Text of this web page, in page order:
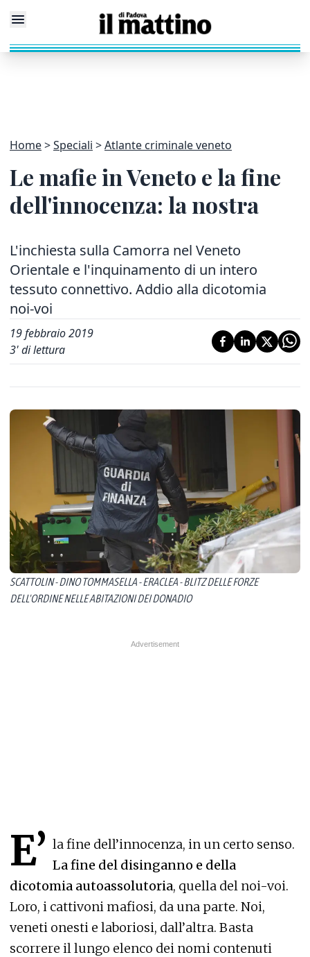
Home Speciali Atlante criminale veneto
Le mafie in Veneto e la fine
dell'innocenza: la nostra
L'inchiesta sulla Camorra nel Veneto
Orientale e l'inquinamento di un intero
tessuto connettivo. Addio alla dicotomia
noi-voi
19 febbraio 2019
3' di lettura
SCATTOLIN - DINO TOMMASELLA - ERACLEA - BLITZ DELLE FORZE
DELL'ORDINE NELLE ABITAZIONI DEI DONADIO
E’ la fine dell’innocenza, in un certo senso.
La fine del disinganno e della
dicotomia autoassolutoria, quella del noi-voi.
Loro, i cattivoni mafiosi, da una parte. Noi,
veneti onesti e laboriosi, dall’altra. Basta
scorrere il lungo elenco dei nomi contenuti